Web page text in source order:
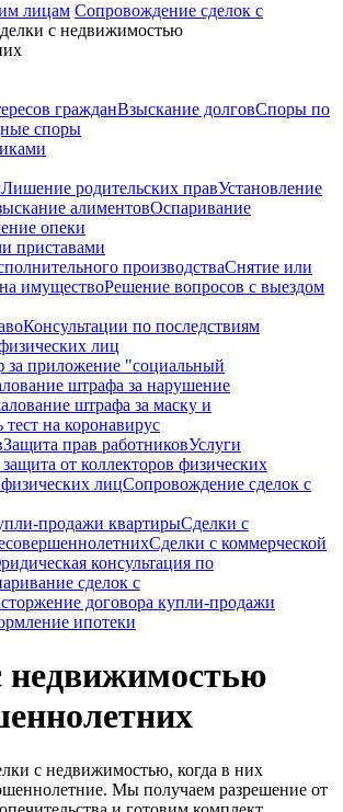
лицам Сопровождение сделок с
с недвижимостью
гражданВзыскание долговСпоры по
споры
Лишение родительских правУстановление
алиментовОспаривание
опеки
приставами
производстваСнятие или
имуществоРешение вопросов с выездом
Консультации по последствиям
лиц
за приложение "социальный
штрафа за нарушение
штрафа за маску и
на коронавирус
Защита прав работниковУслуги
от коллекторов физических
лицСопровождение сделок с
продажи квартирыСделки с
Сделки с коммерческой
консультация по
сделок с
договора купли-продажи
ипотеки
недвижимостью
с недвижимостью, когда в них
Мы получаем разрешение от